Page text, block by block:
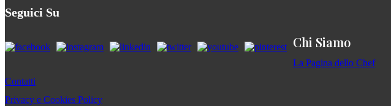
Seguici Su
Chi Siamo
La Pagina dello Chef
Contatti
Privacy e Cookies Policy